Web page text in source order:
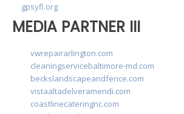
gpsyfl.org
MEDIA PARTNER III
vwrepairarlington.com
cleaningservicebaltimore-md.com
beckslandscapeandfence.com
vistaaltadelveramendi.com
coastlinecateringnc.com